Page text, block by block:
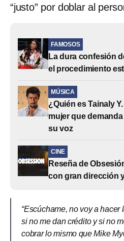
“justo” por doblar al
FAMOSOS
La dura confesión
el procedimiento
MÚSICA
¿Quién es Tainaly
mujer que
su voz
CINE
Reseña de
con gran dirección
“Escúchame, no voy a
si no me dan crédito y si no
cobrar lo mismo que Mike